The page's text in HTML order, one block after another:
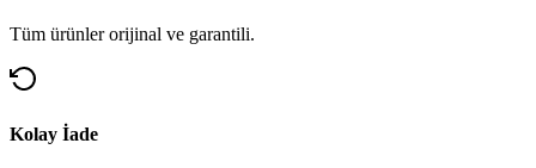
Tüm ürünler orijinal ve garantili.
Kolay İade